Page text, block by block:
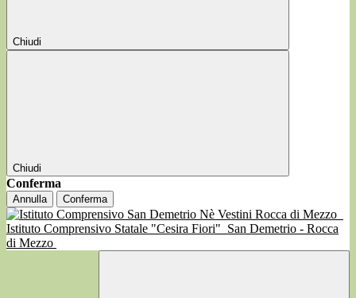
Chiudi
Chiudi
Conferma
Annulla Conferma
Istituto Comprensivo Statale "Cesira Fiori" San Demetrio - Rocca
di Mezzo